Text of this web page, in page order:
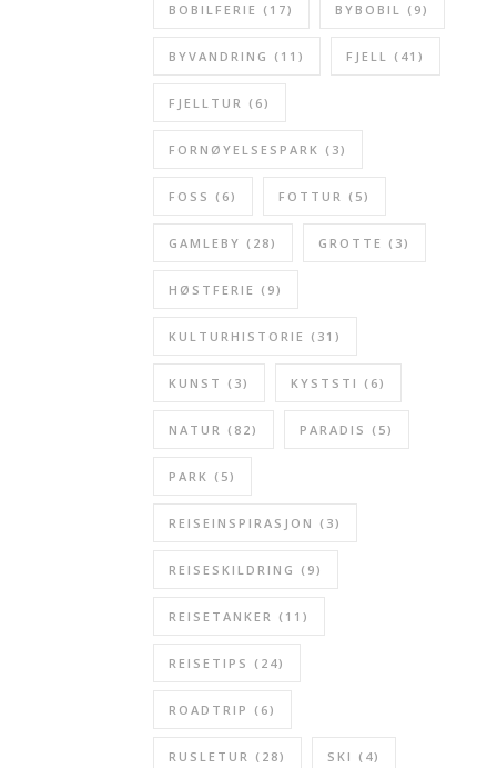
BOBILFERIE (17) BYBOBIL (9)
BYVANDRING (11) FJELL (41)
FJELLTUR (6)
FORNØYELSESPARK (3)
FOSS (6) FOTTUR (5)
GAMLEBY (28) GROTTE (3)
HØSTFERIE (9)
KULTURHISTORIE (31)
KUNST (3) KYSTSTI (6)
NATUR (82) PARADIS (5)
PARK (5)
REISEINSPIRASJON (3)
REISESKILDRING (9)
REISETANKER (11)
REISETIPS (24)
ROADTRIP (6)
RUSLETUR (28) SKI (4)